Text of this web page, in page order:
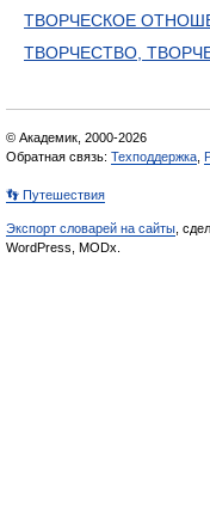
ТВОРЧЕСКОЕ
ТВОРЧЕСТВО,
© Академик, 2000-2026
Обратная связь: Техподдержка
👣 Путешествия
Экспорт словарей на сайты ,
WordPress, MODx.